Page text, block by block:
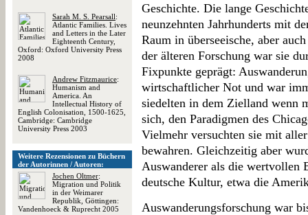
Sarah M. S. Pearsall:
Atlantic Families. Lives
and Letters in the Later
Eighteenth Century,
Oxford: Oxford University Press
2008
Andrew Fitzmaurice:
Humanism and
America. An
Intellectual History of
English Colonisation, 1500-1625,
Cambridge: Cambridge
University Press 2003
Weitere Rezensionen zu Büchern
der Autorinnen / Autoren:
Jochen Oltmer:
Migration und Politik
in der Weimarer
Republik, Göttingen:
Vandenhoeck & Ruprecht 2005
Geschichte. Die lange
neunzehnten Jahrhunderts mit
Raum in überseeische, aber
der älteren Forschung war sie
Fixpunkte geprägt:
wirtschaftlicher Not und war
siedelten in dem Zielland wenn
sich, den Paradigmen des
Vielmehr versuchten sie mit
bewahren. Gleichzeitig aber
Auswanderer als die wertvollen
deutsche Kultur, etwa die
Auswanderungsforschung war